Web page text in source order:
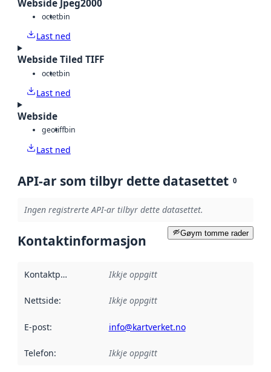
Webside Jpeg2000
octetbin
Last ned
Webside Tiled TIFF
octetbin
Last ned
Webside
geotiffbin
Last ned
API-ar som tilbyr dette datasettet 0
Ingen registrerte API-ar tilbyr dette datasettet.
Gøym tomme rader
Kontaktinformasjon
Kontaktpunkt Ikkje oppgitt
Nettside: Ikkje oppgitt
E-post: info@kartverket.no
Telefon: Ikkje oppgitt